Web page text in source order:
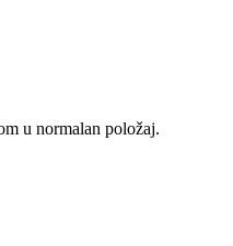
u normalan položaj.